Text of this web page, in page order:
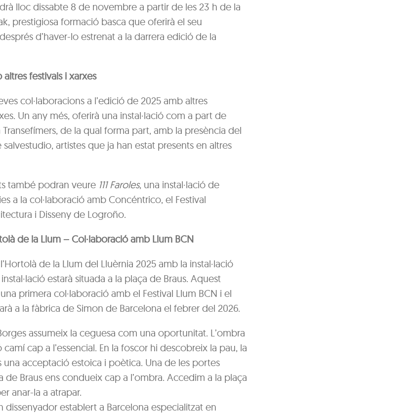
lloc dissabte 8 de novembre a partir de les 23 h de la
prestigiosa formació basca que oferirà el seu
d’haver-lo estrenat a la darrera edició de la
festivals i xarxes
col·laboracions a l’edició de 2025 amb altres
Un any més, oferirà una instal·lació com a part de
Transefímers, de la qual forma part, amb la presència del
artistes que ja han estat presents en altres
també podran veure 111 Faroles, una instal·lació de
a la col·laboració amb Concéntrico, el Festival
i Disseny de Logroño.
de la Llum – Col·laboració amb Llum BCN
de la Llum del Lluèrnia 2025 amb la instal·lació
estarà situada a la plaça de Braus. Aquest
primera col·laboració amb el Festival Llum BCN i el
a la fàbrica de Simon de Barcelona el febrer del 2026.
assumeix la ceguesa com una oportunitat. L’ombra
cap a l’essencial. En la foscor hi descobreix la pau, la
una acceptació estoica i poètica. Una de les portes
de Braus ens condueix cap a l’ombra. Accedim a la plaça
anar-la a atrapar.
dissenyador establert a Barcelona especialitzat en